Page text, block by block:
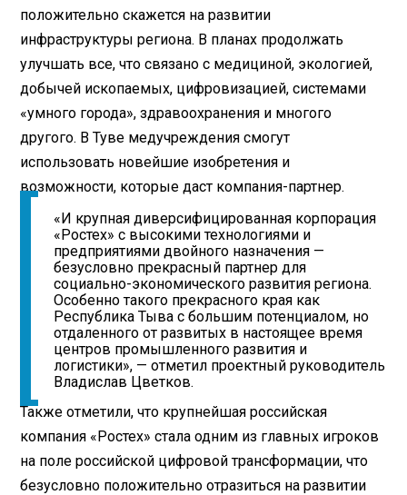
положительно скажется на развитии
инфраструктуры региона. В планах продолжать
улучшать все, что связано с медициной, экологией,
добычей ископаемых, цифровизацией, системами
«умного города», здравоохранения и многого
другого. В Туве медучреждения смогут
использовать новейшие изобретения и
возможности, которые даст компания-партнер.
«И крупная диверсифицированная корпорация
«Ростех» с высокими технологиями и
предприятиями двойного назначения —
безусловно прекрасный партнер для
социально-экономического развития региона.
Особенно такого прекрасного края как
Республика Тыва с большим потенциалом, но
отдаленного от развитых в настоящее время
центров промышленного развития и
логистики», — отметил проектный руководитель
Владислав Цветков.
Также отметили, что крупнейшая российская
компания «Ростех» стала одним из главных игроков
на поле российской цифровой трансформации, что
безусловно положительно отразиться на развитии